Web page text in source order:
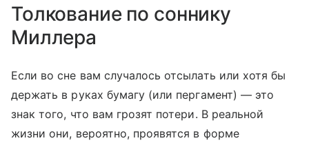
Толкование по соннику
Миллера
Если во сне вам случалось отсылать или хотя бы
держать в руках бумагу (или пергамент) — это
знак того, что вам грозят потери. В реальной
жизни они, вероятно, проявятся в форме